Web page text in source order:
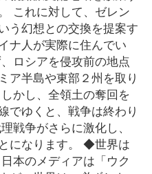
これに対して、ゼレン
う幻想との交換を提案す
ナ人が実際に住んでい
ロシアを侵攻前の地点
ア半島や東部２州を取り
かし、全領土の奪回を
でゆくと、戦争は終わり
戦争がさらに激化し、
になります。 ◆世界は
本のメディアは「ウク